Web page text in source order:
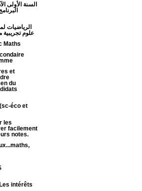
السنة الأولى
الرياضيات
علوم
Maths
et
du
éco et
les
facilement
notes.
intérêts